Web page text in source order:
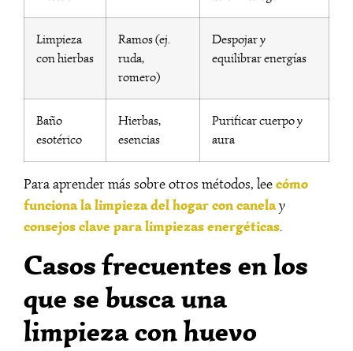
Limpieza
con hierbas
Ramos (ej.
ruda,
romero)
Despojar y
equilibrar energías
Baño
esotérico
Hierbas,
esencias
Purificar cuerpo y
aura
Para aprender más sobre otros métodos, leecómo
funciona la limpieza del hogar con canelay
consejos clave para limpiezas energéticas.
Casos frecuentes en los
que se busca una
limpieza con huevo